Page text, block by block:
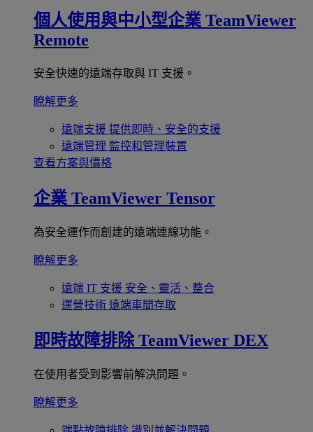
個人使用與中小型企業 TeamViewer
Remote
安全快速的遠端存取與 IT 支援。
瞭解更多
遠端支援 提供即時、安全的支援
遠端管理 監控和管理裝置
查看方案與價格
企業 TeamViewer Tensor
為安全運作而創建的遠端連線功能。
瞭解更多
遠端 IT 支援 安全、靈活、整合
運營技術 遠端車間存取
即時故障排除 TeamViewer DEX
在使用者受到影響前解決問題。
瞭解更多